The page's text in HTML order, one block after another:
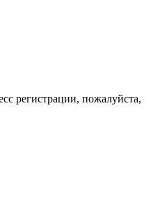
регистрации, пожалуйста,